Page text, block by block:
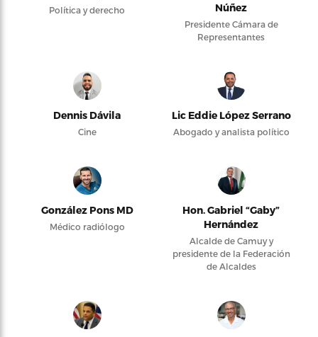
Política y derecho
Núñez
Presidente Cámara de
Representantes
Dennis Dávila
Cine
Lic Eddie López Serrano
Abogado y analista político
González Pons MD
Médico radiólogo
Hon. Gabriel “Gaby”
Hernández
Alcalde de Camuy y
presidente de la Federación
de Alcaldes